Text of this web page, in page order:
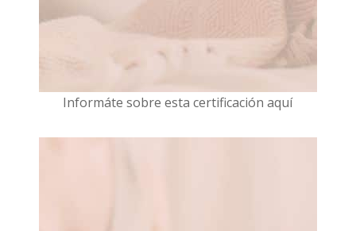
Informáte sobre esta certificación aquí